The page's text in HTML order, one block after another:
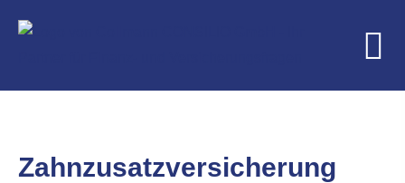
Zahn­zu­satz­ver­si­che­rung